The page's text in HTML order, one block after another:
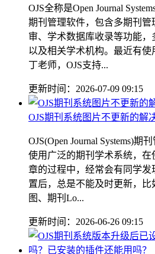
OJS全称是Open Journal
期刊管理软件，包含多期刊
审、学术数据库收录等功能
以及相关学术机构。最近有使
丁老师，OJS支持...
更新时间：2026-07-09 09:15
OJS期刊系统图片不更新的解
OJS(Open Journal Systems)期
使用广泛的期刊学术系统，在
章的过程中，经常会有同学发
置后，总是不能及时更新，
图、期刊Lo...
更新时间：2026-06-26 09:15